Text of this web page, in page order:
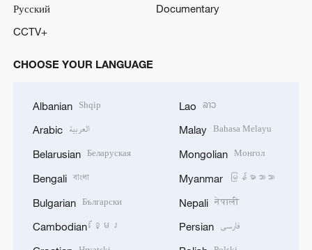
Русский
Documentary
CCTV+
CHOOSE YOUR LANGUAGE
Albanian Shqip
Arabic العربية
Belarusian Беларуская
Bengali বাংলা
Bulgarian Български
Cambodian ខ្មែរ
Lao ລາວ
Malay Bahasa Melayu
Mongolian Монгол
Myanmar မြန်မာဘာသာ
Nepali नेपाली
Persian فارسی